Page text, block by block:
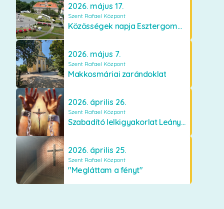
2026. május 17.
Szent Rafael Központ
Közösségek napja Esztergomban
2026. május 7.
Szent Rafael Központ
Makkosmáriai zarándoklat
2026. április 26.
Szent Rafael Központ
Szabadító lelkigyakorlat Leányfalun
2026. április 25.
Szent Rafael Központ
"Megláttam a fényt"